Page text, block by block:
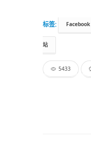
标签: Facebook
站
5433